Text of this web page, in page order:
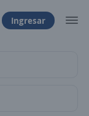
Ingresar